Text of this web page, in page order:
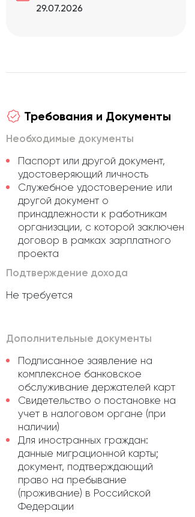
29.07.2026
Требования и Документы
Необходимые документы
Паспорт или другой документ,
удостоверяющий личность
Служебное удостоверение или
другой документ о
принадлежности к работникам
организации, с которой заключен
договор в рамках зарплатного
проекта
Подтверждение дохода
Не требуется
Дополнительные документы
Подписанное заявление на
комплексное банковское
обслуживание держателей карт
Свидетельство о постановке на
учет в налоговом органе (при
наличии)
Для иностранных граждан:
данные миграционной карты;
документ, подтверждающий
право на пребывание
(проживание) в Российской
Федерации